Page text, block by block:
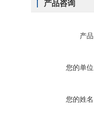
产品咨询
产
您的单
您的姓